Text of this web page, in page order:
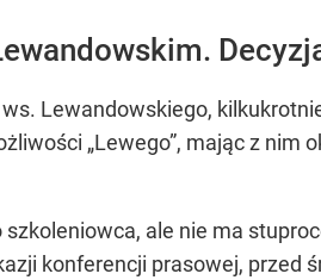
Lewandowskiego,
„Lewego”, mając z nim
ale nie ma
konferencji prasowej,